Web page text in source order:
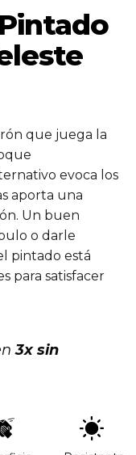
que juega la
evoca los
aporta una
Un buen
o darle
pintado está
para satisfacer
3x sin